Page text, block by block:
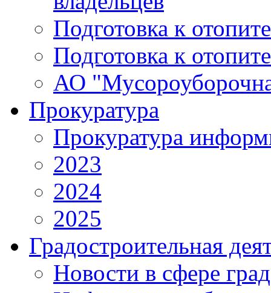
Подготовка к
Подготовка к
АО
Прокуратура
Прокуратура
2023
2024
2025
Градостроительная
Новости в сфере